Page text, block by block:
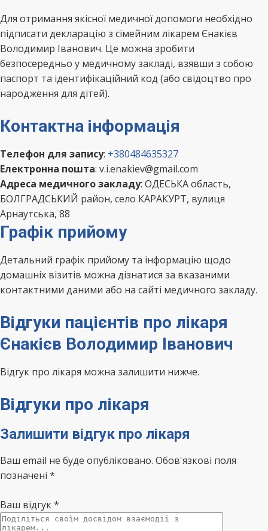
Для отримання якісної медичної допомоги необхідно
підписати декларацію з сімейним лікарем Єнакієв
Володимир Іванович. Це можна зробити
безпосередньо у медичному закладі, взявши з собою
паспорт та ідентифікаційний код (або свідоцтво про
народження для дітей).
Контактна інформація
Телефон для запису: +380484635327
Електронна пошта: v.i.enakiev@gmail.com
Адреса медичного закладу: ОДЕСЬКА область,
БОЛГРАДСЬКИЙ район, село КАРАКУРТ, вулиця
Арнаутська, 88
Графік прийому
Детальний графік прийому та інформацію щодо
домашніх візитів можна дізнатися за вказаними
контактними даними або на сайті медичного закладу.
Відгуки пацієнтів про лікаря
Єнакієв Володимир Іванович
Відгук про лікаря можна залишити нижче.
Відгуки про лікаря
Залишити відгук про лікаря
Ваш email не буде опубліковано. Обов'язкові поля
позначені *
Ваш відгук*